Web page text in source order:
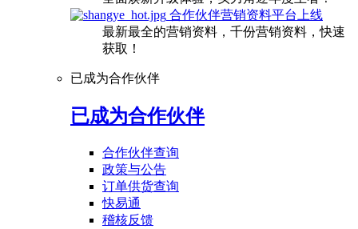
合作伙伴营销资料平台上线
最新最全的营销资料，千份营销资料，快速
获取！
已成为合作伙伴
已成为合作伙伴
合作伙伴查询
政策与公告
订单供货查询
快易通
稽核反馈